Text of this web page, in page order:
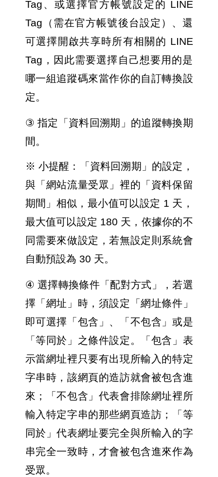
Tag、或選擇官方帳號設定的 LINE
Tag（需在官方帳號後台設定）、還
可選擇開啟共享時所有相關的 LINE
Tag，因此需要選擇自己想要用的是
哪一組追蹤碼來當作你的自訂轉換設
定。
③ 指定「資料回溯期」的追蹤轉換期
間。
※ 小提醒：「資料回溯期」的設定，
與「網站流量受眾」裡的「資料保留
期間」相似，最小值可以設定 1 天，
最大值可以設定 180 天，依據你的不
同需要來做設定，若無設定則系統會
自動預設為 30 天。
④ 選擇轉換條件「配對方式」，若選
擇「網址」時，須設定「網址條件」
即可選擇「包含」、「不包含」或是
「等同於」之條件設定。「包含」表
示當網址裡只要有出現所輸入的特定
字串時，該網頁的造訪就會被包含進
來；「不包含」代表會排除網址裡所
輸入特定字串的那些網頁造訪；「等
同於」代表網址要完全與所輸入的字
串完全一致時，才會被包含進來作為
受眾。